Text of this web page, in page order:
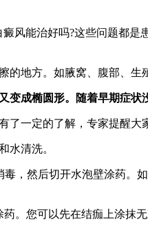
能治好吗?这些问题都是
方。如腋窝、腹部、生
成椭圆形。随着早期症状
一定的了解，专家提醒大
清洗。
然后切开水泡壁涂药。
您可以先在结痂上涂抹